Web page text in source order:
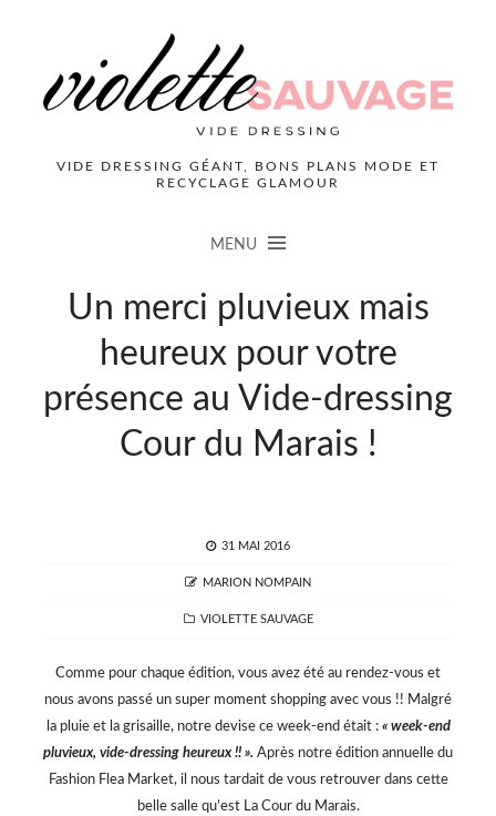
VIDE DRESSING GÉANT, BONS PLANS MODE ET
RECYCLAGE GLAMOUR
MENU
Un merci pluvieux mais
heureux pour votre
présence au Vide-dressing
Cour du Marais !
POSTED
31 MAI 2016
AUTHOR
MARION NOMPAIN
CATEGORIES
VIOLETTE SAUVAGE
Comme pour chaque édition, vous avez été au rendez-vous et
nous avons passé un super moment shopping avec vous !! Malgré
la pluie et la grisaille, notre devise ce week-end était : « week-end
pluvieux, vide-dressing heureux !! ». Après notre édition annuelle du
Fashion Flea Market, il nous tardait de vous retrouver dans cette
belle salle qu’est La Cour du Marais.